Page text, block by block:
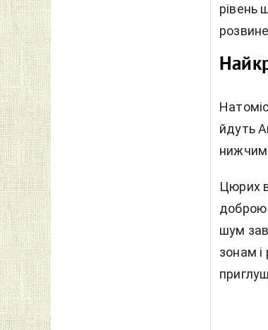
рівень
йдуть
нижчим
Цюрих
доброю
шум
зонам